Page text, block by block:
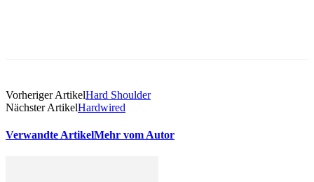
Vorheriger ArtikelHard Shoulder
Nächster ArtikelHardwired
Verwandte ArtikelMehr vom Autor